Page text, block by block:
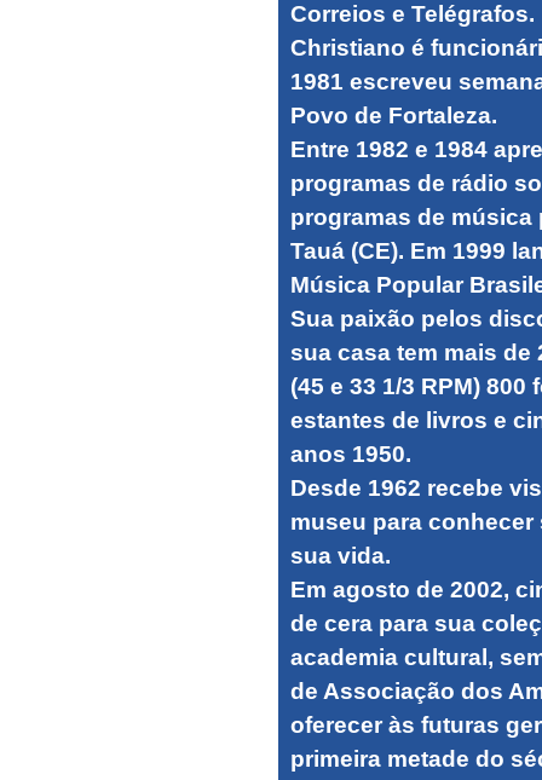
Correios e Telégrafos.
Christiano é
1981 escreveu
Povo de Fortaleza.
Entre 1982 e 1984
programas de rádio
programas de música
Tauá (CE). Em 1999
Música Popular
Sua paixão pelos
sua casa tem mais de
(45 e 33 1/3 RPM)
estantes de livros e
anos 1950.
Desde 1962 recebe
museu para
sua vida.
Em agosto de 2002,
de cera para sua
academia cultural,
de Associação dos
oferecer às futuras
primeira metade do